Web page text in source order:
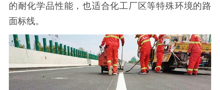
的耐化学品性能，也适合化工厂区等特殊环境的路
面标线。